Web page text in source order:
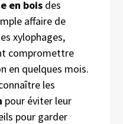
en bois des
affaire de
xylophages,
compromettre
en quelques mois.
les
pour éviter leur
pour garder